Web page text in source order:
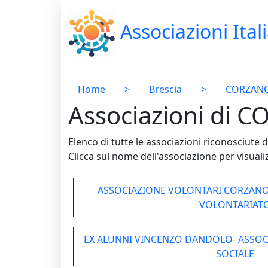
Associazioni
Home > Brescia >
Associazioni di
Elenco di tutte le associazioni riconosciute
Clicca sul nome dell'associazione per
ASSOCIAZIONE VOLONTARI
EX ALUNNI VINCENZO DANDOLO-
SOCIALE